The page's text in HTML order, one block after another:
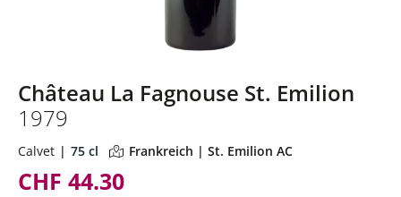
Château La Fagnouse St. Emilion
1979
Calvet 75 cl Frankreich | St. Emilion AC
CHF 44.30